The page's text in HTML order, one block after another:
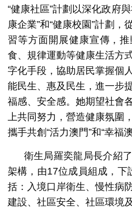
“健康社區”計劃以深化政府
康企業”和“健康校園”計劃，
習等方面開展健康宣傳，
食、規律運動等健康生活方
字化手段，協助居民掌握個
能民生、惠及民生，進一步
福感、安全感。她期望社會
上共同努力，營造健康氛圍
攜手共創“活力澳門”和“幸福澳
衛生局羅奕龍局長介紹
架構，由17位成員組成，下
括：入境口岸衛生、慢性病
建設、社區安全、社區環境